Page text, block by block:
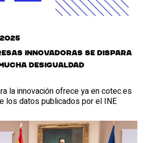
innovadoras se dispara
desigualdad
la innovación ofrece ya en cotec.es
los datos publicados por el INE